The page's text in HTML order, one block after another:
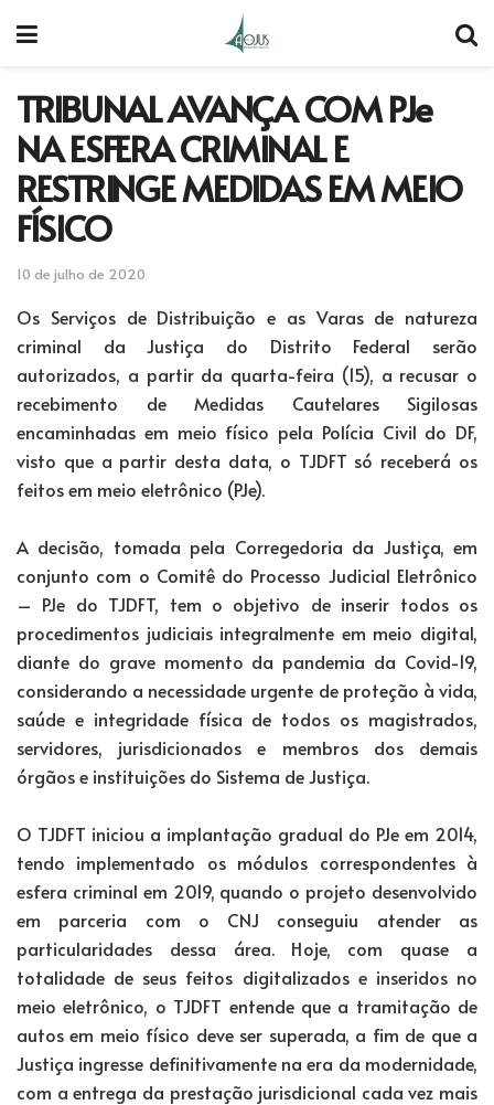
TRIBUNAL AVANÇA COM PJe
NA ESFERA CRIMINAL E
RESTRINGE MEDIDAS EM MEIO
FÍSICO
10 de julho de 2020
Os Serviços de Distribuição e as Varas de natureza
criminal da Justiça do Distrito Federal serão
autorizados, a partir da quarta-feira (15), a recusar o
recebimento de Medidas Cautelares Sigilosas
encaminhadas em meio físico pela Polícia Civil do DF,
visto que a partir desta data, o TJDFT só receberá os
feitos em meio eletrônico (PJe).
A decisão, tomada pela Corregedoria da Justiça, em
conjunto com o Comitê do Processo Judicial Eletrônico
– PJe do TJDFT, tem o objetivo de inserir todos os
procedimentos judiciais integralmente em meio digital,
diante do grave momento da pandemia da Covid-19,
considerando a necessidade urgente de proteção à vida,
saúde e integridade física de todos os magistrados,
servidores, jurisdicionados e membros dos demais
órgãos e instituições do Sistema de Justiça.
O TJDFT iniciou a implantação gradual do PJe em 2014,
tendo implementado os módulos correspondentes à
esfera criminal em 2019, quando o projeto desenvolvido
em parceria com o CNJ conseguiu atender as
particularidades dessa área. Hoje, com quase a
totalidade de seus feitos digitalizados e inseridos no
meio eletrônico, o TJDFT entende que a tramitação de
autos em meio físico deve ser superada, a fim de que a
Justiça ingresse definitivamente na era da modernidade,
com a entrega da prestação jurisdicional cada vez mais